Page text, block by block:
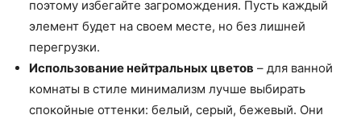
поэтому избегайте загромождения. Пусть каждый
элемент будет на своем месте, но без лишней
перегрузки.
Использование нейтральных цветов – для ванной
комнаты в стиле минимализм лучше выбирать
спокойные оттенки: белый, серый, бежевый. Они